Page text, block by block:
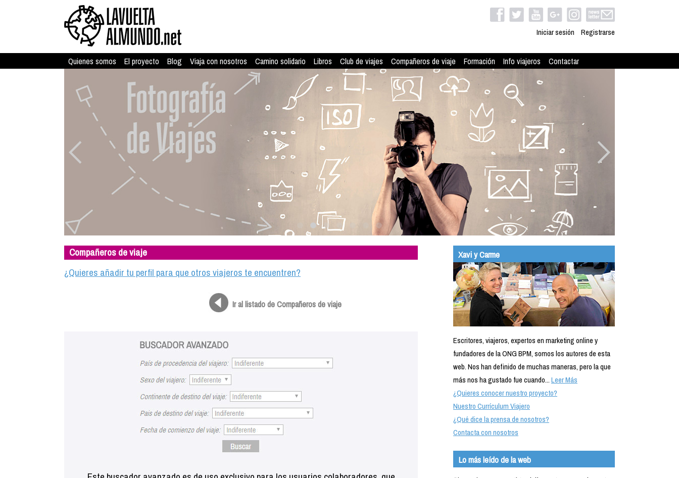
Iniciar sesión Registrarse
Quienes somos El proyecto Blog Viaja con nosotros Camino solidario Libros Club de viajes Compañeros de viaje Formación Info viajeros Contactar
Compañeros de viaje
¿Quieres añadir tu perfil para que otros viajeros te encuentren?
Ir al listado de Compañeros de viaje
Xavi y Carme
Escritores, viajeros, expertos en marketing online y
fundadores de la ONG BPM, somos los autores de esta
web. Nos han definido de muchas maneras, pero la que
más nos ha gustado fue cuando...Leer Más
¿Quieres conocer nuestro proyecto?
Nuestro Currículum Viajero
¿Qué dice la prensa de nosotros?
Contacta con nosotros
Lo más leído de la web